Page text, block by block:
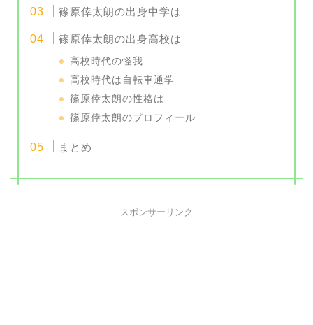
篠原倖太朗の出身中学は
篠原倖太朗の出身高校は
高校時代の怪我
高校時代は自転車通学
篠原倖太朗の性格は
篠原倖太朗のプロフィール
まとめ
スポンサーリンク